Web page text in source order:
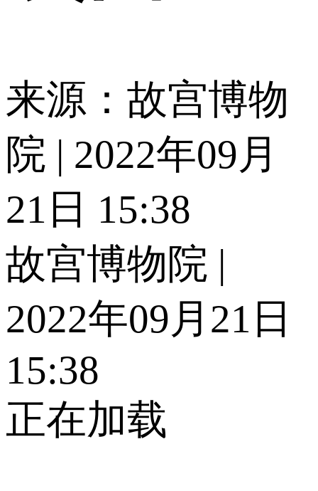
来源：故宫博物
院 | 2022年09月
21日 15:38
故宫博物院 |
2022年09月21日
15:38
正在加载